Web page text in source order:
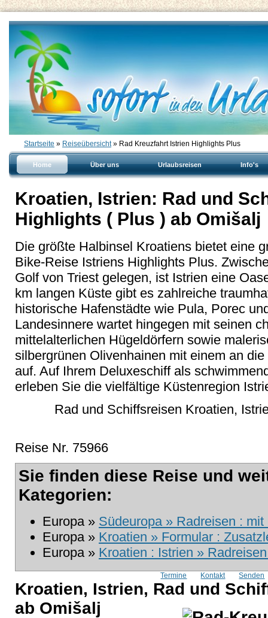
Startseite » Reiseübersicht» Rad Kreuzfahrt Istrien Highlights Plus
Home Über uns Urlaubsreisen Info's
Kroatien, Istrien: Rad und
Highlights ( Plus ) ab Omišalj
Die größte Halbinsel Kroatiens bietet eine
Bike-Reise Istriens Highlights Plus.
Golf von Triest gelegen, ist Istrien eine
km langen Küste gibt es zahlreiche
historische Hafenstädte wie Pula, Porec
Landesinnere wartet hingegen mit seinen
mittelalterlichen Hügeldörfern sowie
silbergrünen Olivenhainen mit einem an
auf. Auf Ihrem Deluxeschiff als
erleben Sie die vielfältige Küstenregion
Rad und Schiffsreisen Kroatien,
Reise Nr. 75966
Sie finden diese Reise und
Kategorien:
Europa » Südeuropa » Radreisen :
Europa » Kroatien » Formular :
Europa » Kroatien : Istrien »
Termine Kontakt Senden
Kroatien, Istrien, Rad und
ab Omišalj